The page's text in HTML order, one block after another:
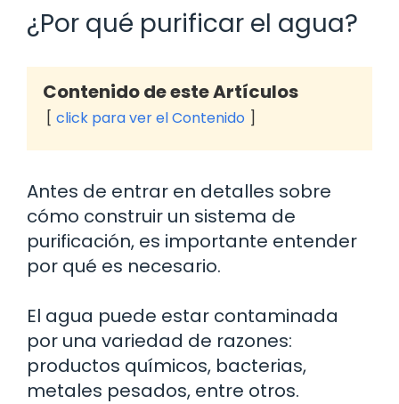
¿Por qué purificar el agua?
Contenido de este Artículos
click para ver el Contenido
Antes de entrar en detalles sobre
cómo construir un sistema de
purificación, es importante entender
por qué es necesario.
El agua puede estar contaminada
por una variedad de razones:
productos químicos, bacterias,
metales pesados, entre otros.